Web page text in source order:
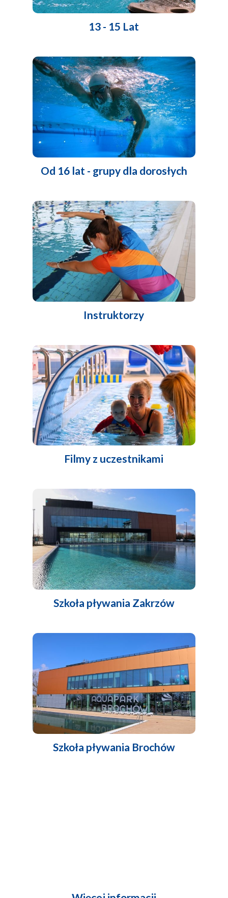
13 - 15 Lat
Od 16 lat - grupy dla dorosłych
Instruktorzy
Filmy z uczestnikami
Szkoła pływania Zakrzów
Szkoła pływania Brochów